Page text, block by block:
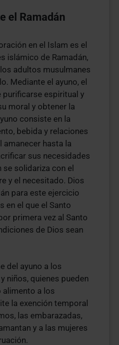
el Ramadán
en el Islam es el
islámico de Ramadán,
adultos musulmanes
Mediante el ayuno, el
purificarse espiritual y
moral y obtener la
consiste en la
bebida y relaciones
amanecer hasta la
sus necesidades
solidariza con el
y el necesitado. Dios
para este ejercicio
en el que el Santo
primera vez al Santo
de Dios sean
del ayuno a los
niños, quienes pueden
alimento a los
la exención temporal
las embarazadas,
y a las mujeres